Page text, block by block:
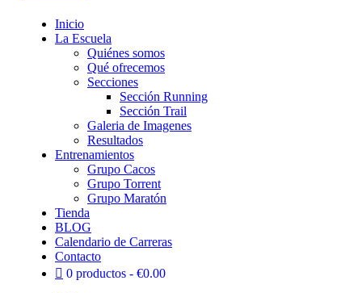
Inicio
La Escuela
Quiénes somos
Qué ofrecemos
Secciones
Sección Running
Sección Trail
Galeria de Imagenes
Resultados
Entrenamientos
Grupo Cacos
Grupo Torrent
Grupo Maratón
Tienda
BLOG
Calendario de Carreras
Contacto
0 productos
€0.00